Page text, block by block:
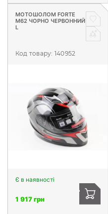
МОТОШОЛОМ FORTE
М62 ЧОРНО ЧЕРВОННИЙ
L
Код товару: 140952
Є в наявності
1 917 грн